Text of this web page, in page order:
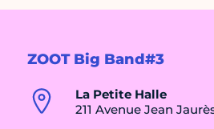
ZOOT Big Band#3
La Petite Halle
211 Avenue Jean